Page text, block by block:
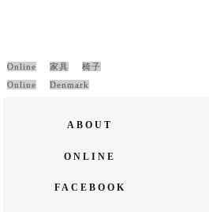
Online 家具
椅子
Online
Denmark
ABOUT
ONLINE
FACEBOOK